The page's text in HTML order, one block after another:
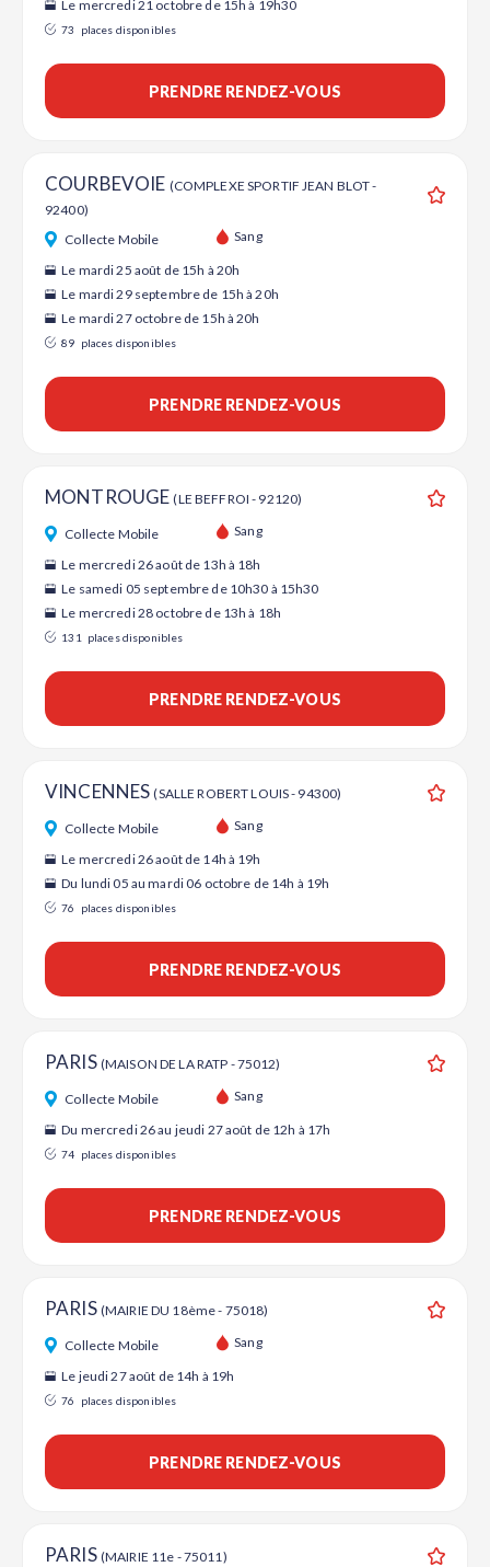
Le mercredi 21 octobre de 15h à 19h30
73 places disponibles
PRENDRE RENDEZ-VOUS
COURBEVOIE (COMPLEXE SPORTIF JEAN BLOT -
92400)
Collecte Mobile Sang
Le mardi 25 août de 15h à 20h
Le mardi 29 septembre de 15h à 20h
Le mardi 27 octobre de 15h à 20h
89 places disponibles
PRENDRE RENDEZ-VOUS
MONTROUGE(LE BEFFROI - 92120)
Collecte Mobile Sang
Le mercredi 26 août de 13h à 18h
Le samedi 05 septembre de 10h30 à 15h30
Le mercredi 28 octobre de 13h à 18h
131 places disponibles
PRENDRE RENDEZ-VOUS
VINCENNES(SALLE ROBERT LOUIS - 94300)
Collecte Mobile Sang
Le mercredi 26 août de 14h à 19h
Du lundi 05 au mardi 06 octobre de 14h à 19h
76 places disponibles
PRENDRE RENDEZ-VOUS
PARIS (MAISON DE LA RATP - 75012)
Collecte Mobile Sang
Du mercredi 26 au jeudi 27 août de 12h à 17h
74 places disponibles
PRENDRE RENDEZ-VOUS
PARIS (MAIRIE DU 18ème - 75018)
Collecte Mobile Sang
Le jeudi 27 août de 14h à 19h
76 places disponibles
PRENDRE RENDEZ-VOUS
PARIS (MAIRIE 11e - 75011)